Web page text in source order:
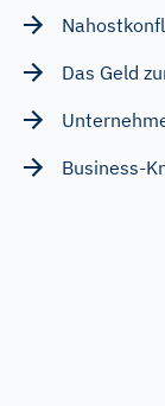
Das Geld
Business-